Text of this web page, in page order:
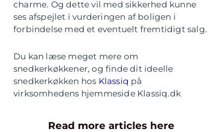
charme. Og dette vil med sikkerhed kunne
ses afspejlet i vurderingen af boligen i
forbindelse med et eventuelt fremtidigt salg.
Du kan læse meget mere om
snedkerkøkkener, og finde dit ideelle
snedkerkøkken hos Klassiq på
virksomhedens hjemmeside Klassiq.dk
Read more articles here